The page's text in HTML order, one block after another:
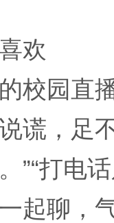
欢
校园直
谎，足
”“打电
起聊，